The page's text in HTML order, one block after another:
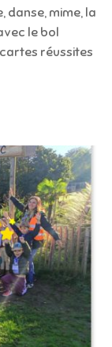
danse, mime, la
le bol
réussites